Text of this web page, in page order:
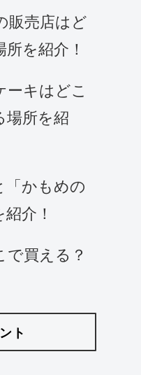
販売店はど
を紹介！
ーキはどこ
場所を紹
「かもめの
介！
買える？
ト